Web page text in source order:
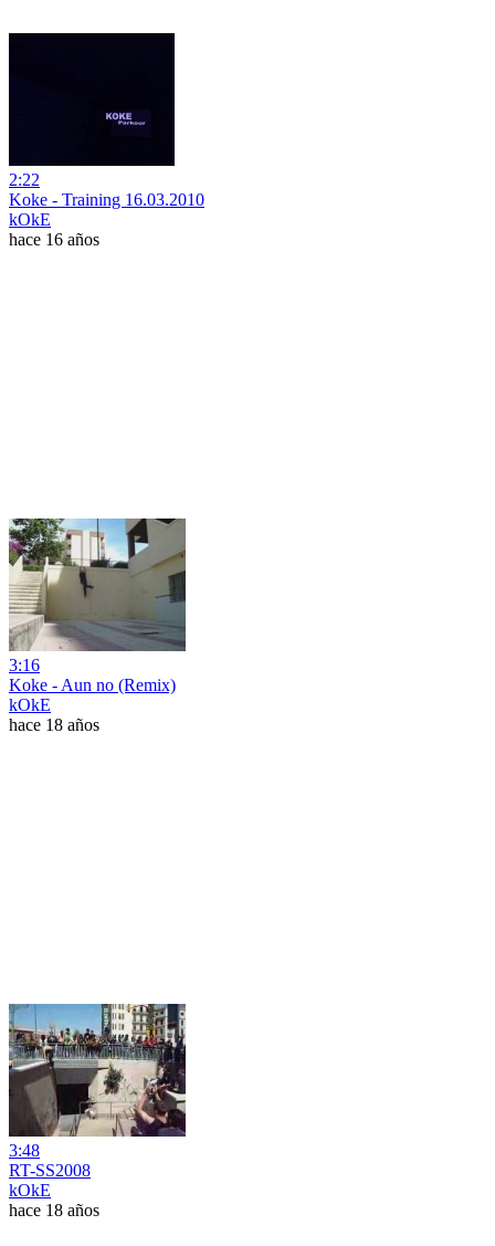
2:22
Koke - Training 16.03.2010
kOkE
hace 16 años
3:16
Koke - Aun no (Remix)
kOkE
hace 18 años
3:48
RT-SS2008
kOkE
hace 18 años